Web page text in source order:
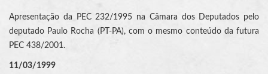
Apresentação da PEC 232/1995 na Câmara dos Deputados pelo
deputado Paulo Rocha (PT-PA), com o mesmo conteúdo da futura
PEC 438/2001.
11/03/1999